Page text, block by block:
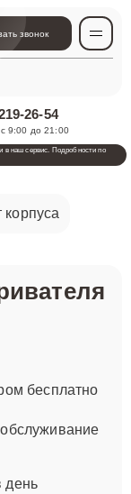
звонок
26-54
9:00 до 21:00
в наш сервис. Подробности по
корпуса
бесплатно
день